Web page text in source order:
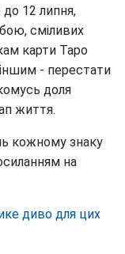
12 липня,
сміливих
карти Таро
- перестати
доля
життя.
кожному знаку
на
диво для цих